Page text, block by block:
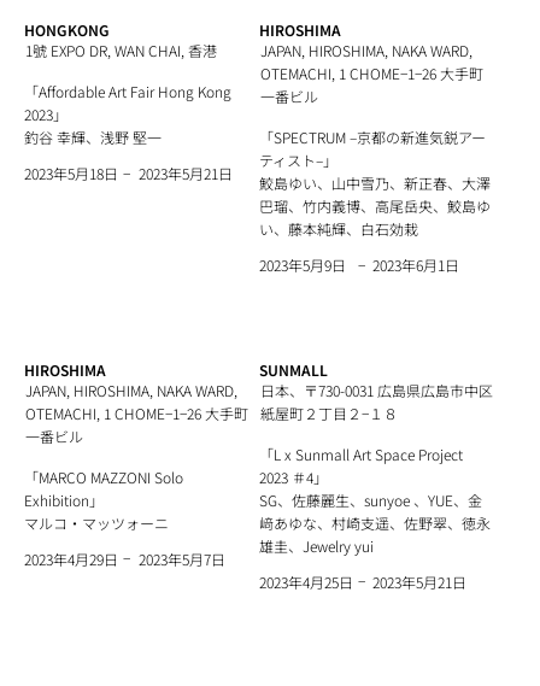
HONGKONG
1號 EXPO DR, WAN CHAI, 香港
「Affordable Art Fair Hong Kong
2023」
釣谷 幸輝、浅野 堅一
2023年5月18日 − 2023年5月21日
HIROSHIMA
JAPAN, HIROSHIMA, NAKA WARD,
OTEMACHI, 1 CHOME−1−26 大手町
一番ビル
「SPECTRUM –京都の新進気鋭アー
ティスト–」
鮫島ゆい、山中雪乃、新正春、大澤
巴瑠、竹内義博、高尾岳央、鮫島ゆ
い、藤本純輝、白石効栽
2023年5月9日
− 2023年6月1日
HIROSHIMA
JAPAN, HIROSHIMA, NAKA WARD,
OTEMACHI, 1 CHOME−1−26 大手町
一番ビル
「MARCO MAZZONI Solo
Exhibition」
マルコ・マッツォーニ
2023年4月29日 − 2023年5月7日
SUNMALL
日本、〒730-0031 広島県広島市中区
紙屋町２丁目２−１８
「L x Sunmall Art Space Project
2023 ＃4」
SG、佐藤麗生、sunyoe 、YUE、金
﨑あゆな、村崎支遥、佐野翠、徳永
雄圭、Jewelry yui
2023年4月25日 − 2023年5月21日